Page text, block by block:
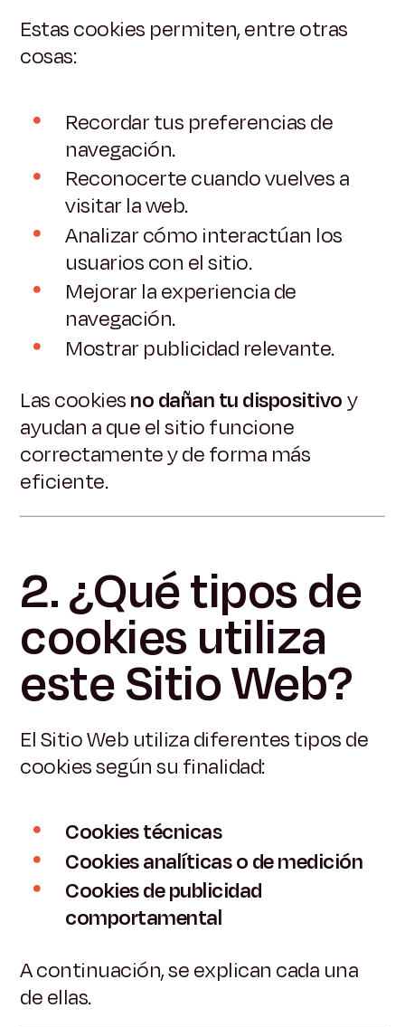
Estas cookies permiten, entre otras
cosas:
Recordar tus preferencias de
navegación.
Reconocerte cuando vuelves a
visitar la web.
Analizar cómo interactúan los
usuarios con el sitio.
Mejorar la experiencia de
navegación.
Mostrar publicidad relevante.
Las cookiesno dañan tu dispositivoy
ayudan a que el sitio funcione
correctamente y de forma más
eficiente.
2. ¿Qué tipos de
cookies utiliza
este Sitio Web?
El Sitio Web utiliza diferentes tipos de
cookies según su finalidad:
Cookies técnicas
Cookies analíticas o de medición
Cookies de publicidad
comportamental
A continuación, se explican cada una
de ellas.